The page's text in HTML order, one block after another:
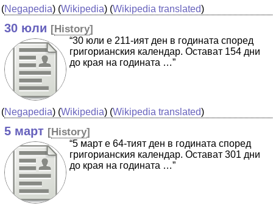
(Negapedia) (Wikipedia) (Wikipedia translated)
30 юли [History]
“30 юли е 211-ият ден в годината според
григорианския календар. Остават 154 дни
до края на годината …”
(Negapedia) (Wikipedia) (Wikipedia translated)
5 март [History]
“5 март е 64-тият ден в годината според
григорианския календар. Остават 301 дни
до края на годината …”